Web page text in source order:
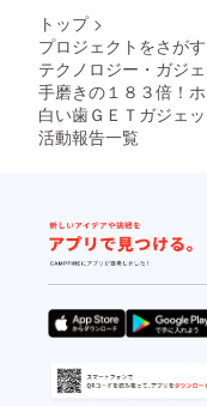
トップ >
プロジェクトをさがす
テクノロジー・ガジ
手磨きの１８３倍！
白い歯ＧＥＴガジェッ
活動報告一覧